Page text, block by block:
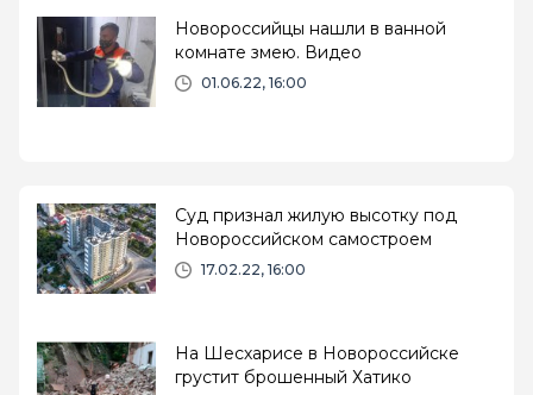
Новороссийцы нашли в ванной
комнате змею. Видео
01.06.22, 16:00
Суд признал жилую высотку под
Новороссийском самостроем
17.02.22, 16:00
На Шесхарисе в Новороссийске
грустит брошенный Хатико